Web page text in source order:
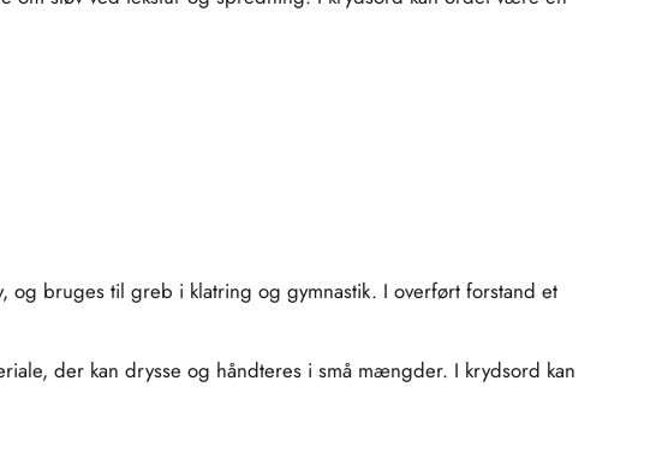
bruges til greb i klatring og gymnastik. I overført forstand et
der kan drysse og håndteres i små mængder. I krydsord kan